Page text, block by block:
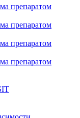
препаратом
препаратом
препаратом
препаратом